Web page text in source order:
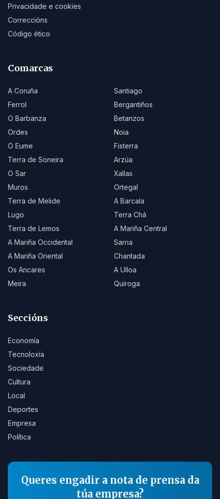
Privacidade e cookies
Correccións
Código ético
Comarcas
A Coruña
Santiago
Ferrol
Bergantiños
O Barbanza
Betanzos
Ordes
Noia
O Eume
Fisterra
Terra de Soneira
Arzúa
O Sar
Xallas
Muros
Ortegal
Terra de Melide
A Barcala
Lugo
Terra Chá
Terra de Lemos
A Mariña Central
A Mariña Occidental
Sarria
A Mariña Oriental
Chantada
Os Ancares
A Ulloa
Meira
Quiroga
Seccións
Economía
Tecnoloxía
Sociedade
Cultura
Local
Deportes
Empresa
Política
Queres engadir a nota de prensa da
túa empresa?